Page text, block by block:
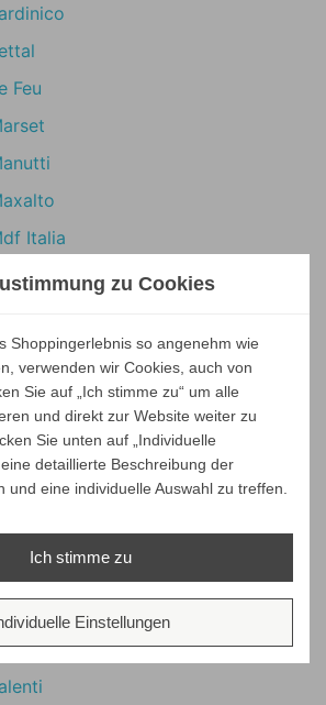
zu Cookies
Shoppingerlebnis so angenehm wie
verwenden wir Cookies, auch von
Sie auf „Ich stimme zu“ um alle
und direkt zur Website weiter zu
Sie unten auf „Individuelle
detaillierte Beschreibung der
und eine individuelle Auswahl zu treffen.
Ich stimme zu
Einstellungen